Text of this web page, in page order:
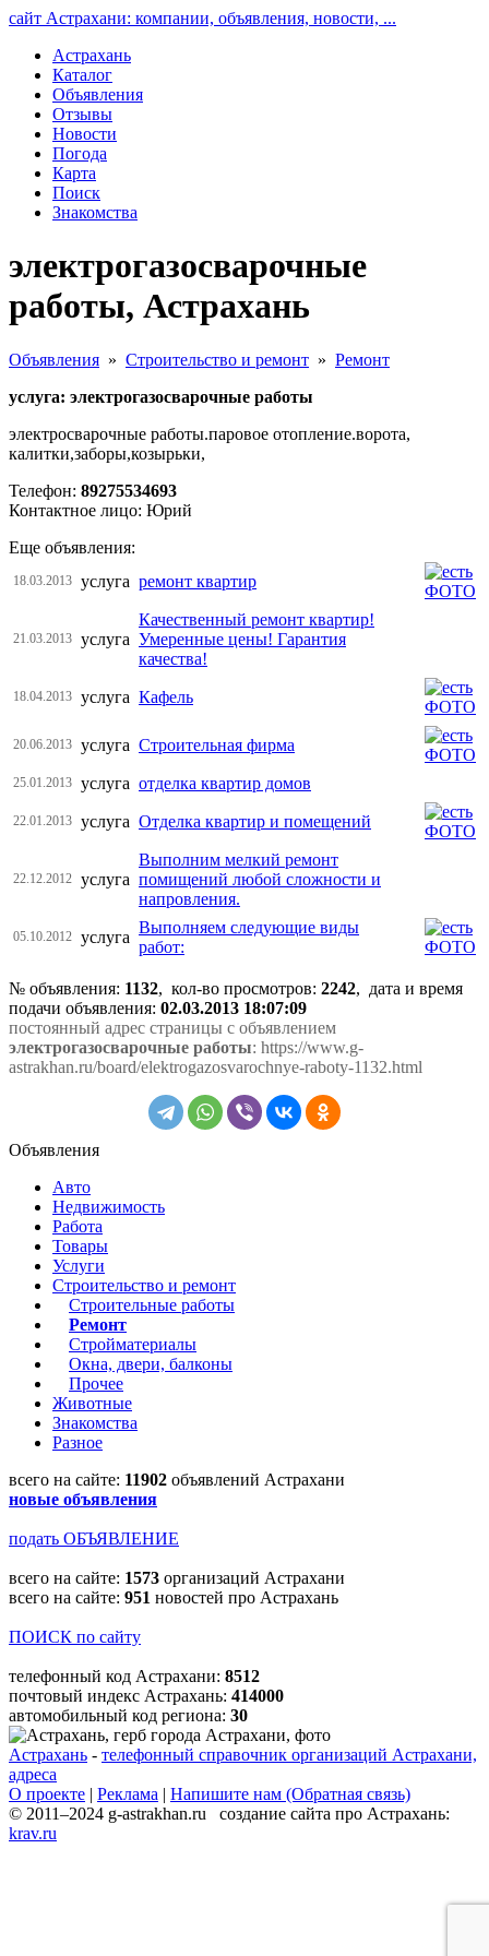
сайт Астрахани: компании, объявления, новости, ...
Астрахань
Каталог
Объявления
Отзывы
Новости
Погода
Карта
Поиск
Знакомства
электрогазосварочные
работы, Астрахань
Объявления » Строительство и ремонт » Ремонт
услуга: электрогазосварочные работы
электросварочные работы.паровое отопление.ворота,
калитки,заборы,козырьки,
Телефон: 89275534693
Контактное лицо: Юрий
Еще объявления:
18.03.2013 услуга ремонт квартир
21.03.2013 услуга
Качественный ремонт квартир!
Умеренные цены! Гарантия
качества!
18.04.2013 услуга Кафель
20.06.2013 услуга Строительная фирма
25.01.2013 услуга отделка квартир домов
22.01.2013 услуга Отделка квартир и помещений
22.12.2012 услуга
Выполним мелкий ремонт
помищений любой сложности и
напровления.
05.10.2012 услуга
Выполняем следующие виды
работ:
№ объявления: 1132, кол-во просмотров: 2242, дата и время
подачи объявления: 02.03.2013 18:07:09
постоянный адрес страницы с объявлением
электрогазосварочные работы: https://www.g-
astrakhan.ru/board/elektrogazosvarochnye-raboty-1132.html
Объявления
Авто
Недвижимость
Работа
Товары
Услуги
Строительство и ремонт
Строительные работы
Ремонт
Стройматериалы
Окна, двери, балконы
Прочее
Животные
Знакомства
Разное
всего на сайте: 11902 объявлений Астрахани
новые объявления
подать ОБЪЯВЛЕНИЕ
всего на сайте: 1573 организаций Астрахани
всего на сайте: 951 новостей про Астрахань
ПОИСК по сайту
телефонный код Астрахани: 8512
почтовый индекс Астрахань: 414000
автомобильный код региона: 30
Астрахань - телефонный справочник организаций Астрахани,
адреса
О проекте | Реклама | Напишите нам (Обратная связь)
© 2011–2024 g-astrakhan.ru создание сайта про Астрахань:
krav.ru